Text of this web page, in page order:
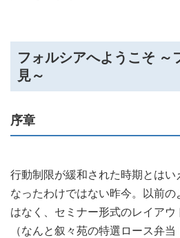
フォルシアへようこそ ～
見～
序章
行動制限が緩和された時期とはい
なったわけではない昨今。以前
はなく、セミナー形式のレイア
（なんと叙々苑の特選ロース弁